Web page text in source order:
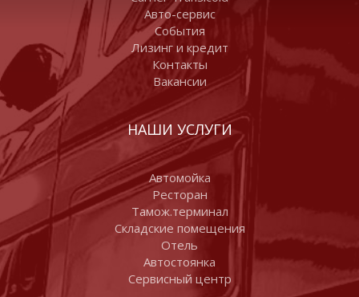
Авто-сервис
События
Лизинг и кредит
Контакты
Вакансии
НАШИ УСЛУГИ
Автомойка
Ресторан
Тамож.терминал
Складские помещения
Отель
Автостоянка
Сервисный центр